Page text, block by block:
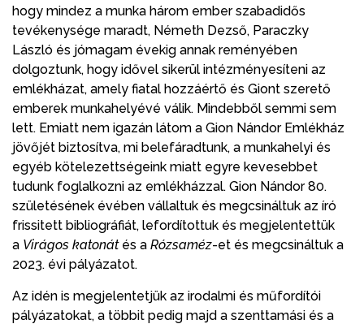
hogy mindez a munka három ember szabadidős
tevékenysége maradt, Németh Dezső, Paraczky
László és jómagam évekig annak reményében
dolgoztunk, hogy idővel sikerül intézményesíteni az
emlékházat, amely fiatal hozzáértő és Giont szerető
emberek munkahelyévé válik. Mindebből semmi sem
lett. Emiatt nem igazán látom a Gion Nándor Emlékház
jövőjét biztosítva, mi belefáradtunk, a munkahelyi és
egyéb kötelezettségeink miatt egyre kevesebbet
tudunk foglalkozni az emlékházzal. Gion Nándor 80.
születésének évében vállaltuk és megcsináltuk az író
frissitett bibliográfiát, lefordítottuk és megjelentettük
a Virágos katonátés a Rózsaméz-et és megcsináltuk a
2023. évi pályázatot.
Az idén is megjelentetjük az irodalmi és műfordítói
pályázatokat, a többit pedig majd a szenttamási és a